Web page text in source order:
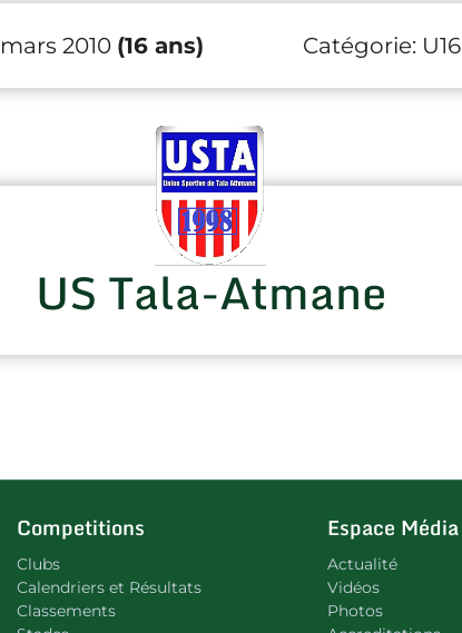
2010 (16 ans) Catégorie: U16
US Tala-Atmane
Competitions
Clubs
Calendriers et Résultats
Classements
Espace Média
Actualité
Vidéos
Photos